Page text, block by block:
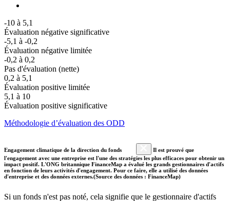
-10 à 5,1
Évaluation négative significative
-5,1 à -0,2
Évaluation négative limitée
-0,2 à 0,2
Pas d'évaluation (nette)
0,2 à 5,1
Évaluation positive limitée
5,1 à 10
Évaluation positive significative
Méthodologie d’évaluation des ODD
Engagement climatique de la direction du fonds
Il est prouvé que
l'engagement avec une entreprise est l'une des stratégies les plus efficaces pour obtenir un
impact positif. L'ONG britannique FinanceMap a évalué les grands gestionnaires d'actifs
en fonction de leurs activités d'engagement. Pour ce faire, elle a utilisé des données
d'entreprise et des données externes.(Source des données : FinanceMap)
Si un fonds n'est pas noté, cela signifie que le gestionnaire d'actifs